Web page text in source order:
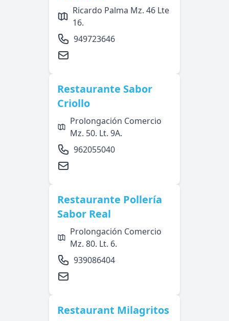
Ricardo Palma Mz. 46 Lte
16.
949723646
Restaurante Sabor
Criollo
Prolongación Comercio
Mz. 50. Lt. 9A.
962055040
Restaurante Pollería
Sabor Real
Prolongación Comercio
Mz. 80. Lt. 6.
939086404
Restaurant Milagritos